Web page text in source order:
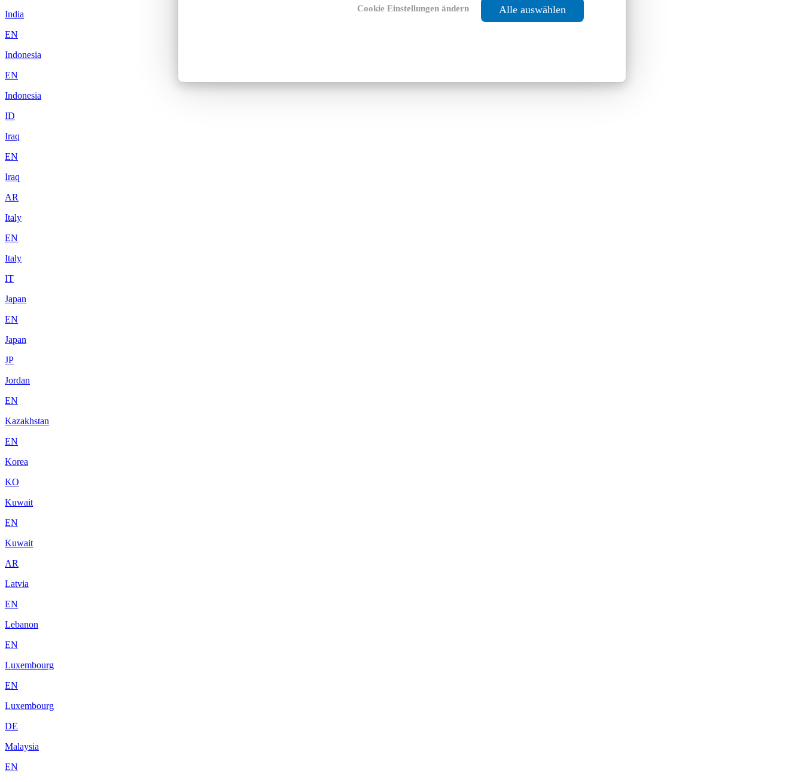
Cookie Einstellungen ändern Alle auswählen
India
EN
Indonesia
EN
Indonesia
ID
Iraq
EN
Iraq
AR
Italy
EN
Italy
IT
Japan
EN
Japan
JP
Jordan
EN
Kazakhstan
EN
Korea
KO
Kuwait
EN
Kuwait
AR
Latvia
EN
Lebanon
EN
Luxembourg
EN
Luxembourg
DE
Malaysia
EN